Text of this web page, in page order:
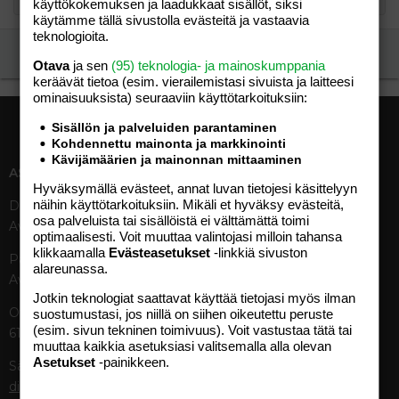
ASIAKASPALVELU
Digipalvelut (09) 156 6227
Avoinna ma–pe 8–19
Painettu lehti (09) 156 665
Avoinna ma–pe 8–19
Otavamedian vaihde (09) 156
61
Sähköposti (digi)
digi@otavamedia.fi
Tekniset tiedot, aikataulut ja
ilmoitushinnat
Tietoa verkon kävijöistä
Käyttöehdot
TUOTTEET
käyttökokemuksen ja laadukkaat sisällöt, siksi
käytämme tällä sivustolla evästeitä ja vastaavia
teknologioita.
Otavaja sen (95) teknologia- ja mainoskumppania
keräävät tietoa (esim. vierailemis­tasi sivuista ja laitteesi
ominaisuuk­sista) seuraaviin käyttötarkoituksiin:
Sisällön ja palveluiden parantaminen
Kohdennettu mainonta ja markkinointi
Kävijämäärien ja mainonnan mittaaminen
Hyväksymällä evästeet, annat luvan tietojesi käsittelyyn
näihin käyttötarkoituksiin. Mikäli et hyväksy evästeitä,
osa palveluista tai sisällöistä ei välttämättä toimi
optimaalisesti. Voit muuttaa valintojasi milloin tahansa
klikkaamalla Evästeasetukset -linkkiä sivuston
alareunassa.
Jotkin teknologiat saattavat käyttää tietojasi myös ilman
suostumustasi, jos niillä on siihen oikeutettu peruste
(esim. sivun tekninen toimivuus). Voit vastustaa tätä tai
muuttaa kaikkia asetuksiasi valitsemalla alla olevan
Asetukset -painikkeen.